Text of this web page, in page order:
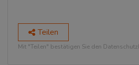
Teilen
Mit "Teilen" bestätigen Sie den